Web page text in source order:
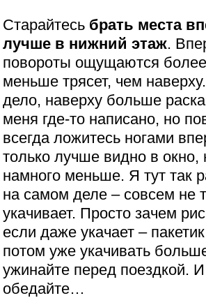
Старайтесь брать места
лучше в нижний этаж.
повороты ощущаются
меньше трясет, чем
дело, наверху больше
меня где-то написано, но
всегда ложитесь ногами
только лучше видно в окно,
намного меньше. Я тут так
на самом деле – совсем не
укачивает. Просто зачем
если даже укачает –
потом уже укачивать
ужинайте перед поездкой.
обедайте…